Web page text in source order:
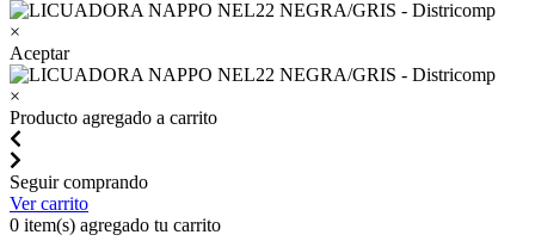
×
Aceptar
×
Producto agregado a carrito
Seguir comprando
Ver carrito
0 item(s) agregado tu carrito